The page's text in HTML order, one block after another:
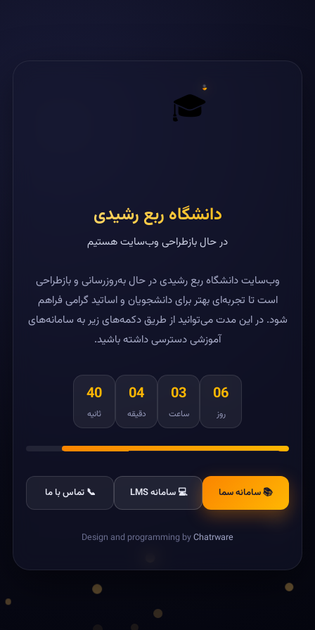
🎓
دانشگاه ربع رشیدی
در حال بازطراحی وب‌سایت هستیم
وب‌سایت دانشگاه ربع رشیدی در حال به‌روزرسانی و بازطراحی
است تا تجربه‌ای بهتر برای دانشجویان و اساتید گرامی فراهم
شود. در این مدت می‌توانید از طریق دکمه‌های زیر به سامانه‌های
آموزشی دسترسی داشته باشید.
06
روز
03
ساعت
04
دقیقه
40
ثانیه
📚 سامانه سما 💻 سامانه LMS 📞 تماس با ما
Design and programming byChatrware